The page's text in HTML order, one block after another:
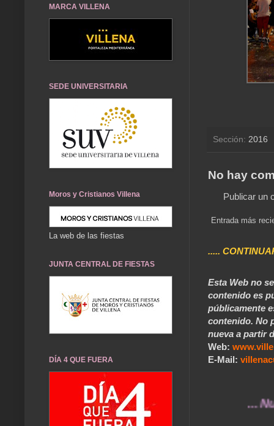
Sección: 2016
No hay
Publicar un
Entrada más
.....
Esta Web no
contenido es
públicamente
contenido. No
nueva a partir
Web:
E-Mail:
... Nuestros
MARCA VILLENA
SEDE UNIVERSITARIA
Moros y Cristianos Villena
La web de las fiestas
JUNTA CENTRAL DE FIESTAS
DÍA 4 QUE FUERA